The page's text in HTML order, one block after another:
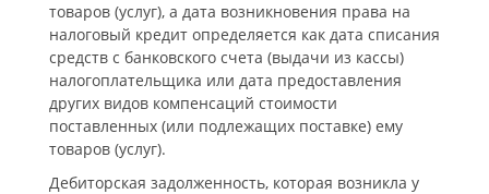
товаров (услуг), а дата возникновения права на
налоговый кредит определяется как дата списания
средств с банковского счета (выдачи из кассы)
налогоплательщика или дата предоставления
других видов компенсаций стоимости
поставленных (или подлежащих поставке) ему
товаров (услуг).
Дебиторская задолженность, которая возникла у